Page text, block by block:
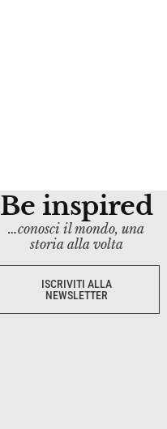
Be inspired
…conosci il mondo, una
storia alla volta
ISCRIVITI ALLA
NEWSLETTER